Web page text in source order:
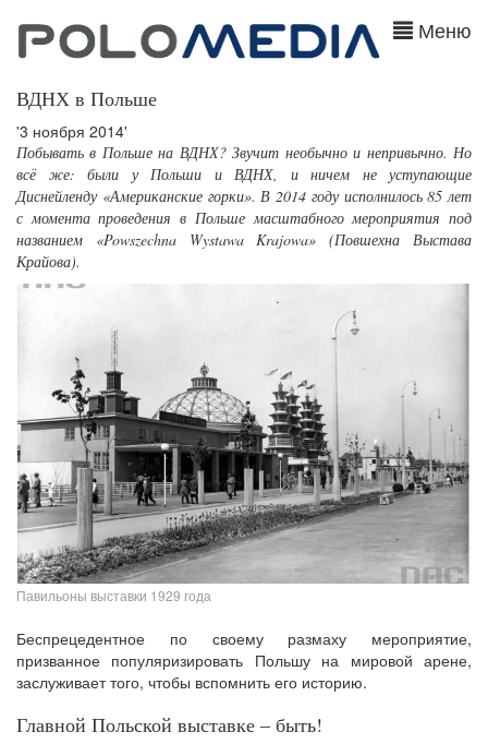
Меню
ВДНХ в Польше
'3 ноября 2014'
Побывать в Польше на ВДНХ? Звучит необычно и непривычно. Но
всё же: были у Польши и ВДНХ, и ничем не уступающие
Диснейленду «Американские горки». В 2014 году исполнилось 85 лет
с момента проведения в Польше масштабного мероприятия под
названием «Powszechna Wystawa Krajowa» (Повшехна Выстава
Крайова).
Павильоны выставки 1929 года
Беспрецедентное по своему размаху мероприятие,
призванное популяризировать Польшу на мировой арене,
заслуживает того, чтобы вспомнить его историю.
Главной Польской выставке – быть!